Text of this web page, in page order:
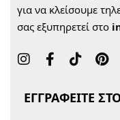
για να κλείσουμε
σας εξυπηρετεί στο
ΕΓΓΡΑΦΕΙΤΕ